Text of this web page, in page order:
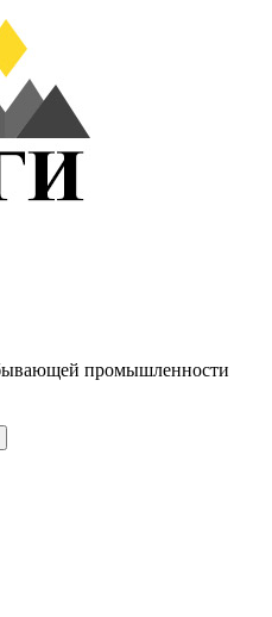
промышленности